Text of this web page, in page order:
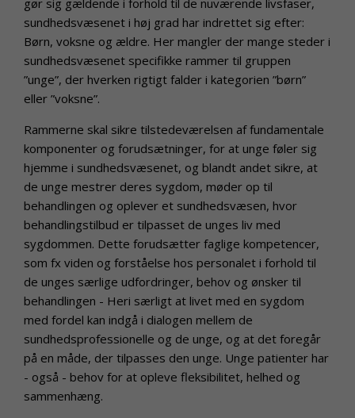
gør sig gældende i forhold til de nuværende livsfaser,
sundhedsvæsenet i høj grad har indrettet sig efter:
Børn, voksne og ældre. Her mangler der mange steder i
sundhedsvæsenet specifikke rammer til gruppen
”unge”, der hverken rigtigt falder i kategorien ”børn”
eller ”voksne”.
Rammerne skal sikre tilstedeværelsen af fundamentale
komponenter og forudsætninger, for at unge føler sig
hjemme i sundhedsvæsenet, og blandt andet sikre, at
de unge mestrer deres sygdom, møder op til
behandlingen og oplever et sundhedsvæsen, hvor
behandlingstilbud er tilpasset de unges liv med
sygdommen. Dette forudsætter faglige kompetencer,
som fx viden og forståelse hos personalet i forhold til
de unges særlige udfordringer, behov og ønsker til
behandlingen - Heri særligt at livet med en sygdom
med fordel kan indgå i dialogen mellem de
sundhedsprofessionelle og de unge, og at det foregår
på en måde, der tilpasses den unge. Unge patienter har
- også - behov for at opleve fleksibilitet, helhed og
sammenhæng.